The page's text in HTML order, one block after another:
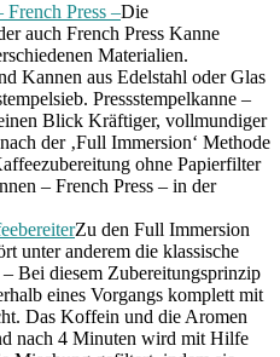
French Press –Die
auch French Press Kanne
Materialien.
Kannen aus Edelstahl oder Glas
Pressstempelkanne –
Blick Kräftiger, vollmundiger
der ‚Full Immersion‘ Methode
ohne Papierfilter
– French Press – in der
Zu den Full Immersion
unter anderem die klassische
Bei diesem Zubereitungsprinzip
eines Vorgangs komplett mit
Das Koffein und die Aromen
nach 4 Minuten wird mit Hilfe